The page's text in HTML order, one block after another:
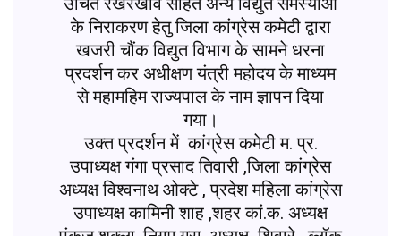
के निराकरण हेतु जिला कांग्रेस कमेटी द्वारा
खजरी चौंक विद्युत विभाग के सामने धरना
प्रदर्शन कर अधीक्षण यंत्री महोदय के माध्यम
से महामहिम राज्यपाल के नाम ज्ञापन दिया
गया।
उक्त प्रदर्शन में कांग्रेस कमेटी म. प्र.
उपाध्यक्ष गंगा प्रसाद तिवारी ,जिला कांग्रेस
अध्यक्ष विश्वनाथ ओक्टे , प्रदेश महिला कांग्रेस
उपाध्यक्ष कामिनी शाह ,शहर कां.क. अध्यक्ष